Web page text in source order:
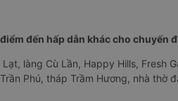
đến hấp dẫn khác cho chuyến
làng Cù Lần, Happy Hills, Fresh
Phú, tháp Trầm Hương, nhà thờ